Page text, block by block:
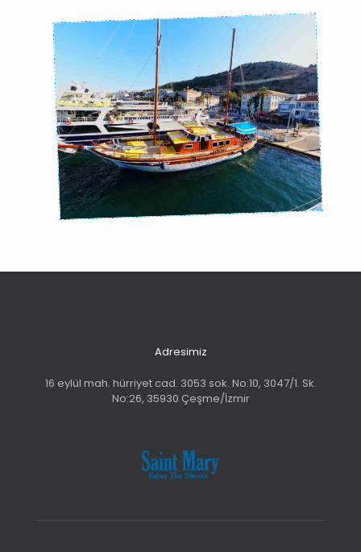
Adresimiz
16 eylül mah. hürriyet cad. 3053 sok. No:10, 3047/1. Sk.
No:26, 35930 Çeşme/İzmir